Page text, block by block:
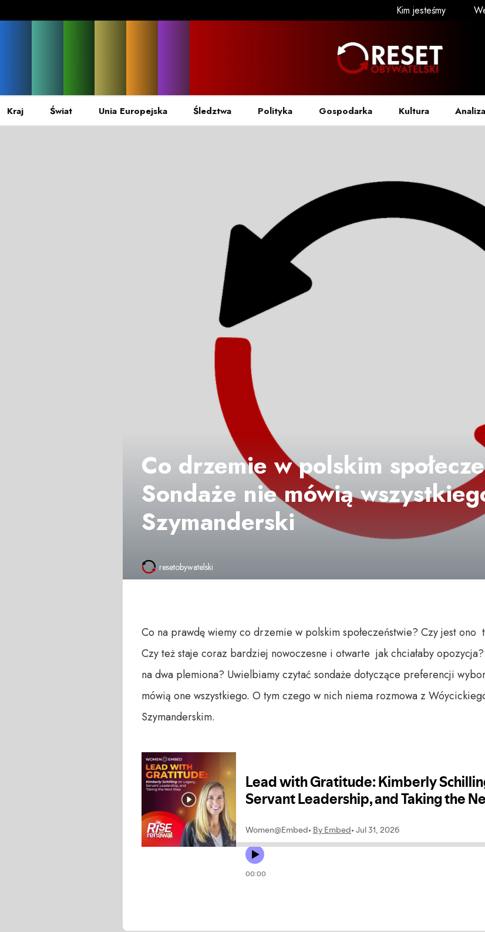
Kim jesteśmy
Kraj Świat Unia Europejska Śledztwa Polityka Gospodarka Kultura Analiza
Co drzemie w polskim
Sondaże nie mówią
Szymanderski
resetobywatelski
Co na prawdę wiemy co drzemie w polskim społeczeństwie? Czy jest ono
Czy też staje coraz bardziej nowoczesne i otwarte jak chciałaby
na dwa plemiona? Uwielbiamy czytać sondaże dotyczące preferencji
mówią one wszystkiego. O tym czego w nich niema rozmowa z
Szymanderskim.